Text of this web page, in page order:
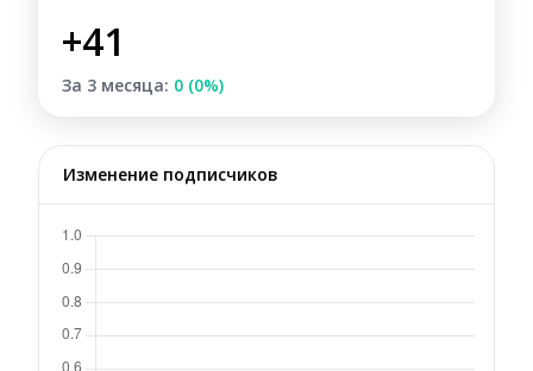
+41
За 3 месяца: 0 (0%)
Изменение подписчиков